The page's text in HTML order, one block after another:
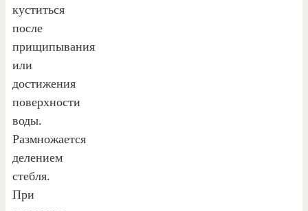
куститься
после
прищипывания
или
достижения
поверхности
воды.
Размножается
делением
стебля.
При